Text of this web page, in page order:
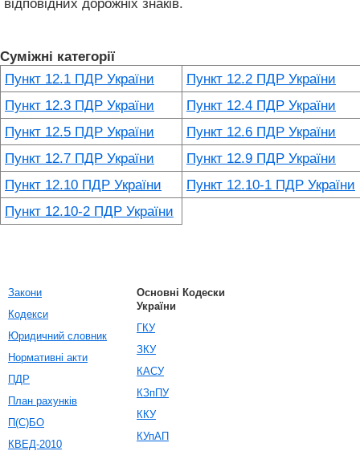
відповідних дорожніх знаків.
Суміжні категорії
Пункт 12.1 ПДР України
Пункт 12.2 ПДР України
Пункт 12.3 ПДР України
Пункт 12.4 ПДР України
Пункт 12.5 ПДР України
Пункт 12.6 ПДР України
Пункт 12.7 ПДР України
Пункт 12.9 ПДР України
Пункт 12.10 ПДР України
Пункт 12.10-1 ПДР України
Пункт 12.10-2 ПДР України
Закони
Кодекси
Юридичний словник
Нормативні акти
ПДР
План рахунків
П(С)БО
КВЕД-2010
Основні Кодески
України
ГКУ
ЗКУ
КАСУ
КЗпПУ
ККУ
КУпАП